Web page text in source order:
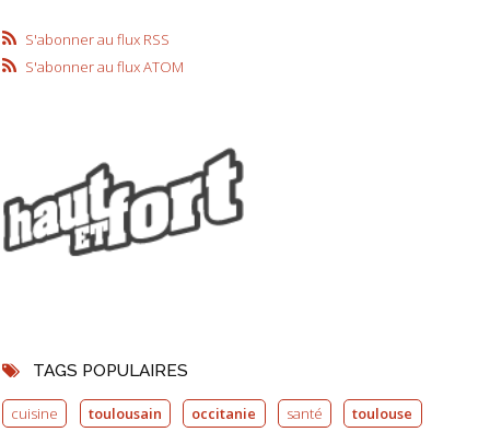
S'abonner au flux RSS
S'abonner au flux ATOM
TAGS POPULAIRES
cuisine toulousain occitanie santé
toulouse